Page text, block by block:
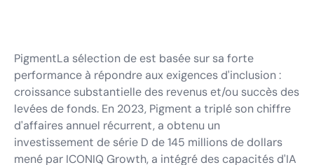
PigmentLa sélection de est basée sur sa forte
performance à répondre aux exigences d'inclusion :
croissance substantielle des revenus et/ou succès des
levées de fonds. En 2023, Pigment a triplé son chiffre
d'affaires annuel récurrent, a obtenu un
investissement de série D de 145 millions de dollars
mené par ICONIQ Growth, a intégré des capacités d'IA